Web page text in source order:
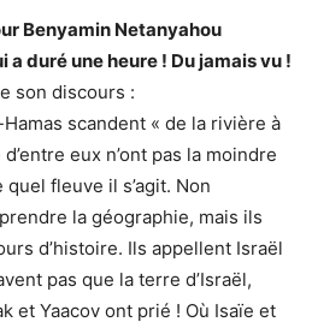
Benyamin Netanyahou
duré une heure ! Du jamais vu !
son discours :
scandent « de la rivière à
eux n’ont pas la moindre
fleuve il s’agit. Non
la géographie, mais ils
d’histoire. Ils appellent Israël
pas que la terre d’Israël,
et Yaacov ont prié ! Où Isaïe et